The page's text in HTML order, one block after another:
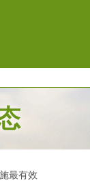
最有效